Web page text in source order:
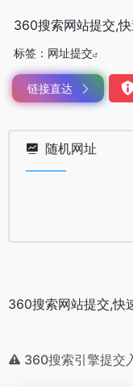
360搜索网站提交,
标签： 网址提交
链接直达
随机网址
360搜索网站提交,快
360搜索引擎提交